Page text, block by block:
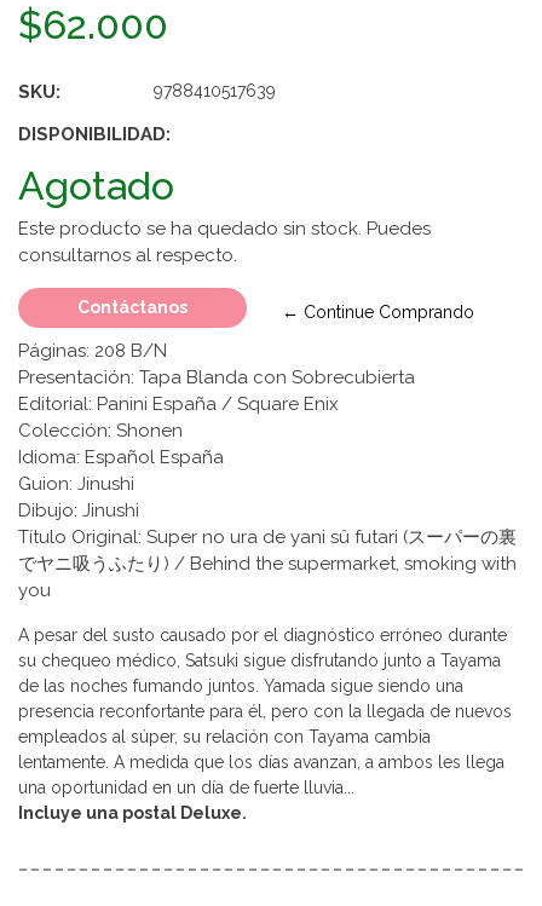
$62.000
SKU: 9788410517639
DISPONIBILIDAD:
Agotado
Este producto se ha quedado sin stock. Puedes
consultarnos al respecto.
Contáctanos ← Continue Comprando
Páginas: 208 B/N
Presentación: Tapa Blanda con Sobrecubierta
Editorial: Panini España / Square Enix
Colección: Shonen
Idioma: Español España
Guion: Jinushi
Dibujo: Jinushi
Título Original: Super no ura de yani sû futari (スーパーの裏
でヤニ吸うふたり) / Behind the supermarket, smoking with
you
A pesar del susto causado por el diagnóstico erróneo durante
su chequeo médico, Satsuki sigue disfrutando junto a Tayama
de las noches fumando juntos. Yamada sigue siendo una
presencia reconfortante para él, pero con la llegada de nuevos
empleados al súper, su relación con Tayama cambia
lentamente. A medida que los días avanzan, a ambos les llega
una oportunidad en un día de fuerte lluvia...
Incluye una postal Deluxe.